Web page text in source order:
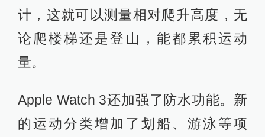
计，这就可以测量相对爬升高度，无
论爬楼梯还是登山，能都累积运动
量。
Apple Watch 3还加强了防水功能。新
的运动分类增加了划船、游泳等项